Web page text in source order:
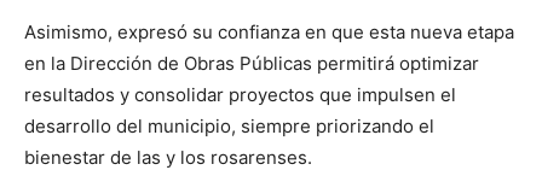
Asimismo, expresó su confianza en que esta nueva etapa
en la Dirección de Obras Públicas permitirá optimizar
resultados y consolidar proyectos que impulsen el
desarrollo del municipio, siempre priorizando el
bienestar de las y los rosarenses.